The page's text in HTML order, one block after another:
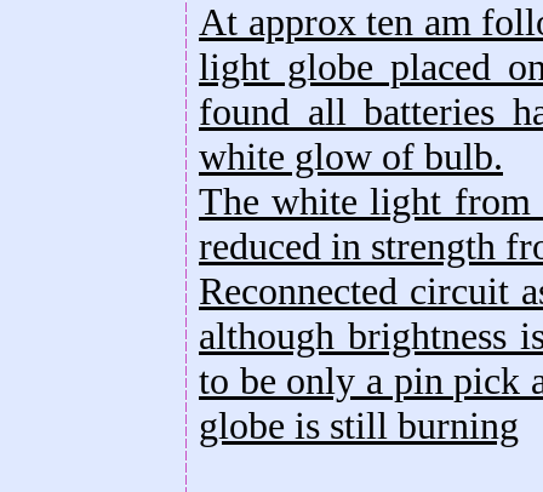
At approx ten am
light globe placed
found all batteries
white glow of bulb.
The white light from
reduced in strength
Reconnected circuit
although brightness
to be only a pin pick
globe is still burning